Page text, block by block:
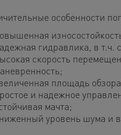
особенности
гидравлика, в т.ч.
скорость
площадь
и надежное
мачта;
уровень шума и